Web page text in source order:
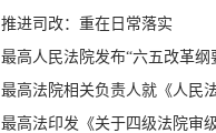
推进司改：重在日常落实
最高人民法院发布“六五改革纲
最高法院相关负责人就《人民
最高法印发《关于四级法院审